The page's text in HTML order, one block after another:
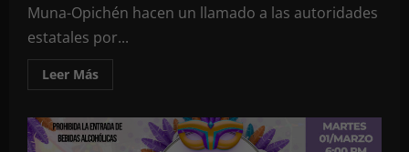
Muna-Opichén hacen un llamado a las autoridades
estatales por...
Leer MásLeer
más
Carretera
estatal